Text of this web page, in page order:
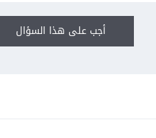
أجب على هذا السؤال